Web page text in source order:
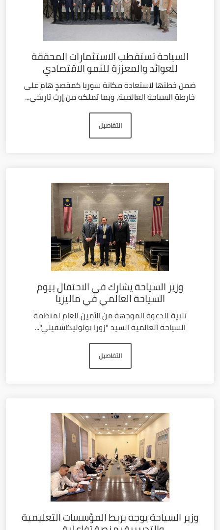
السياحة تستقطب الاستثمارات المحققة
للعوائد والمعززة للنمو الاقتصادي
ضمن خطتها لاستعادة مكانة سوريا كمقصدٍ هام على
خارطة السياحة العالمية، وبما تملكه من إرث تاريخي...
التفاصيل
وزير السياحة يشارك في الاحتفال بيوم
السياحة العالمي في ماليزيا
تلبية للدعوة الموجهة من الأمين العام لمنظمة
السياحة العالمية السيد "زورا بولوليكاشفيلي"...
التفاصيل
وزير السياحة يوجه بربط المؤسسات التعليمية